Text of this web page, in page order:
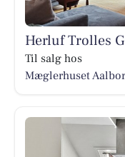
Herluf Trolles
Til salg hos
Mæglerhuset